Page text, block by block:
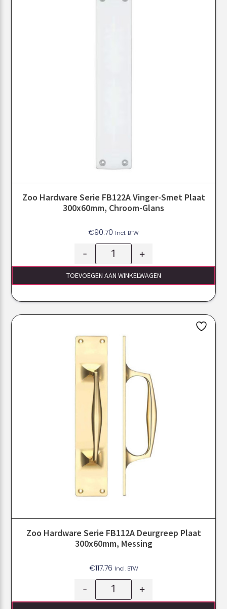
Zoo Hardware Serie FB122A Vinger-Smet Plaat
300x60mm, Chroom-Glans
€90.70 Incl. BTW
- +
TOEVOEGEN AAN WINKELWAGEN
Zoo Hardware Serie FB112A Deurgreep Plaat
300x60mm, Messing
€117.76 Incl. BTW
- +